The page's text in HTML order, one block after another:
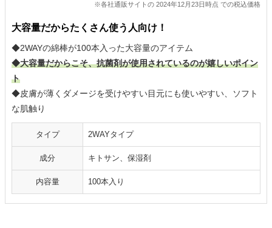
※各社通販サイトの 2024年12月23日時点 での税込価格
大容量だからたくさん使う人向け！
◆2WAYの綿棒が100本入った大容量のアイテム
◆大容量だからこそ、抗菌剤が使用されているのが嬉しいポイン
ト
◆皮膚が薄くダメージを受けやすい目元にも使いやすい、ソフト
な肌触り
タイプ 2WAYタイプ
成分 キトサン、保湿剤
内容量 100本入り